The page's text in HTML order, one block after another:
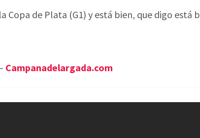
Copa de Plata (G1) y está bien, que digo está
Campanadelargada.com